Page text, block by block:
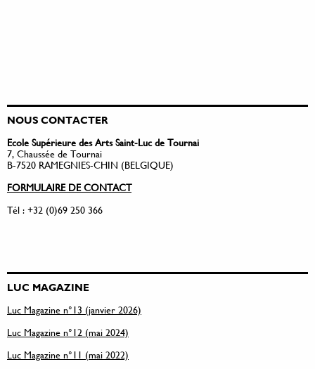
NOUS CONTACTER
Ecole Supérieure des Arts Saint-Luc de Tournai
7, Chaussée de Tournai
B-7520 RAMEGNIES-CHIN (BELGIQUE)
FORMULAIRE DE CONTACT
Tél : +32 (0)69 250 366
LUC MAGAZINE
Luc Magazine n°13 (janvier 2026)
Luc Magazine n°12 (mai 2024)
Luc Magazine n°11 (mai 2022)